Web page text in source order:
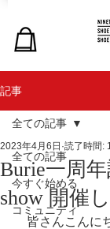
記事
全ての記事
今すぐ始める
コミュニティ
全ての記事
Burie一周
show 開催
2023年4月6日 読了時間:
皆さんこんに